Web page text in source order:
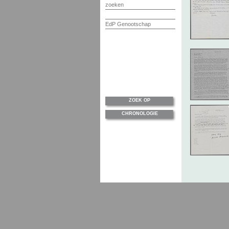
zoeken
EdP Genootschap
ZOEK OP
CHRONOLOGIE